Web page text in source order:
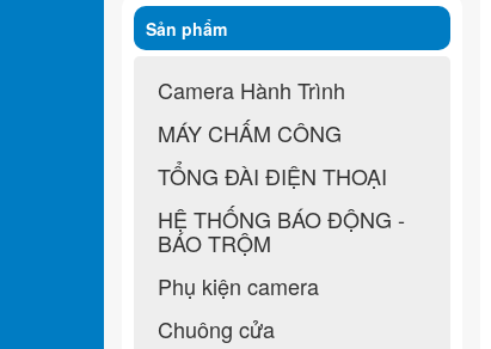
Sản phẩm
Camera Hành Trình
MÁY CHẤM CÔNG
TỔNG ĐÀI ĐIỆN THOẠI
HỆ THỐNG BÁO ĐỘNG -
BÁO TRỘM
Phụ kiện camera
Chuông cửa